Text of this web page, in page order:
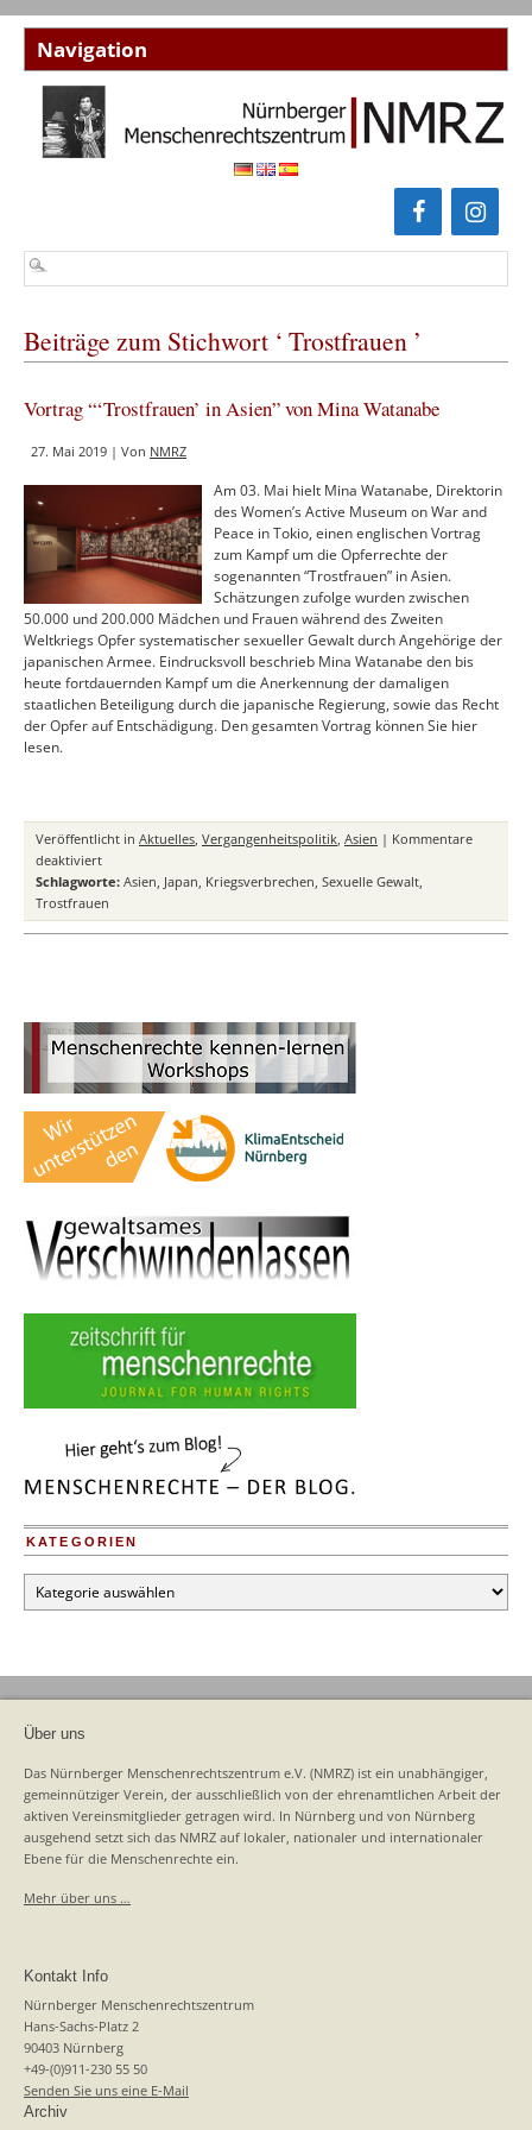
Beiträge zum Stichwort ‘ Trostfrauen ’
Vortrag “‘Trostfrauen’ in Asien” von Mina Watanabe
27. Mai 2019 | Von NMRZ
Am 03. Mai hielt Mina Watanabe, Direktorin
des Women’s Active Museum on War and
Peace in Tokio, einen englischen Vortrag
zum Kampf um die Opferrechte der
sogenannten “Trostfrauen” in Asien.
Schätzungen zufolge wurden zwischen
50.000 und 200.000 Mädchen und Frauen während des Zweiten
Weltkriegs Opfer systematischer sexueller Gewalt durch Angehörige der
japanischen Armee. Eindrucksvoll beschrieb Mina Watanabe den bis
heute fortdauernden Kampf um die Anerkennung der damaligen
staatlichen Beteiligung durch die japanische Regierung, sowie das Recht
der Opfer auf Entschädigung. Den gesamten Vortrag können Sie hier
lesen.
Veröffentlicht in Aktuelles, Vergangenheitspolitik, Asien | Kommentare
deaktiviertfür
Vortrag
“‘Trostfrauen’
in
Schlagworte: Asien, Japan, Kriegsverbrechen, Sexuelle Gewalt,
Trostfrauen
KATEGORIEN
Kategorien
Über uns
Das Nürnberger Menschenrechtszentrum e.V. (NMRZ) ist ein unabhängiger,
gemeinnütziger Verein, der ausschließlich von der ehrenamtlichen Arbeit der
aktiven Vereinsmitglieder getragen wird. In Nürnberg und von Nürnberg
ausgehend setzt sich das NMRZ auf lokaler, nationaler und internationaler
Ebene für die Menschenrechte ein.
Mehr über uns …
Kontakt Info
Nürnberger Menschenrechtszentrum
Hans-Sachs-Platz 2
90403 Nürnberg
+49-(0)911-230 55 50
Senden Sie uns eine E-Mail
Archiv